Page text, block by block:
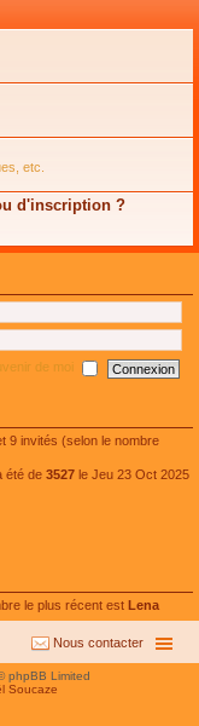
etc.
d'inscription ?
de moi
9 invités (selon le nombre
été de 3527 le Jeu 23 Oct 2025
le plus récent est Lena
Nous contacter
phpBB Limited
Soucaze